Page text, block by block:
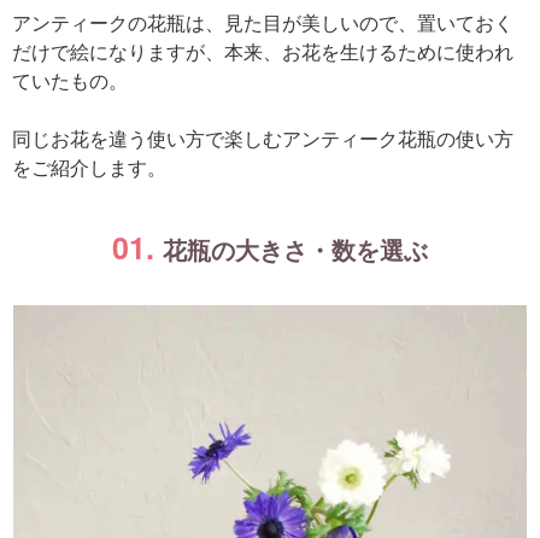
アンティークの花瓶は、見た目が美しいので、置いておく
だけで絵になりますが、本来、お花を生けるために使われ
ていたもの。
同じお花を違う使い方で楽しむアンティーク花瓶の使い方
をご紹介します。
01. 花瓶の大きさ・数を選ぶ